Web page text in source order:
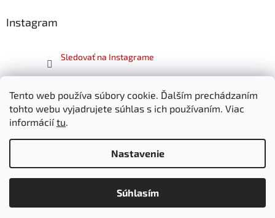
Tento web používa súbory cookie. Ďalším prechádzaním
tohto webu vyjadrujete súhlas s ich používaním. Viac
informáciítu.
Nastavenie
Súhlasím
Instagram
Sledovať na Instagrame
Facebook
Vytvoril Shoptet
SKITT.sk. Všetky práva vyhradené.